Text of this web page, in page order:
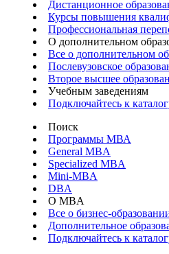
Дистанционное
Курсы повышения
Профессиональная
О дополнительном
Все о дополнительном
Послевузовское
Второе высшее
Учебным заведениям
Подключайтесь к
Поиск
Программы МВА
General MBA
Specialized MBA
Mini-MBA
DBA
О MBA
Все о бизнес-
Дополнительное
Подключайтесь к